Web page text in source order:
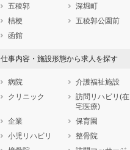
石川県
福井県
静岡県
愛知県
三重県
滋賀県
鳥取県
島根県
岡山県
広島県
山口県
徳島県
香川県
愛媛県
高知県
長崎県
熊本県
大分県
鹿児島県
沖縄県
五稜郭
深堀町
桔梗
五稜郭公園前
函館
仕事内容・施設形態から求人を探す
病院
介護福祉施設
クリニック
訪問リハビリ(在
宅医療)
企業
保育園
小児リハビリ
整骨院